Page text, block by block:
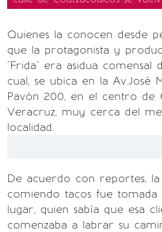
Quienes la conocen desde
que la protagonista y
"Frida" era asidua comensal
cual, se ubica en la Av.José
Pavón 200, en el centro de
Veracruz, muy cerca del
localidad.
De acuerdo con reportes,
comiendo tacos fue
lugar, quien sabía que esa
comenzaba a labrar su